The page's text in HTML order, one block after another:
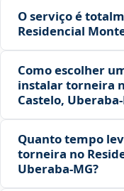
O serviço é
Residencial
Como escolher
instalar torneira
Castelo,
Quanto tempo
torneira no
Uberaba‑MG?